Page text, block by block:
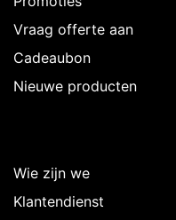
Vraag offerte aan
Cadeaubon
Nieuwe producten
Wie zijn we
Klantendienst